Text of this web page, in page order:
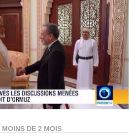
MOINS DE 2 MOIS